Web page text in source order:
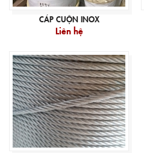
CÁP CUỘN INOX
Liên hệ